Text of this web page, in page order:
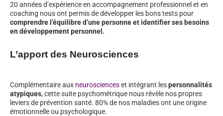
20 années d’expérience en accompagnement professionnel et en
coaching nous ont permis de développer les bons tests pour
comprendre l’équilibre d’une personne et identifier ses besoins
en développement personnel.
L’apport des Neurosciences
Complémentaire aux neuroscienceset intégrant lespersonnalités
atypiques, cette suite psychométrique nous révèle nos propres
leviers de prévention santé. 80% de nos maladies ont une origine
émotionnelle ou psychologique.